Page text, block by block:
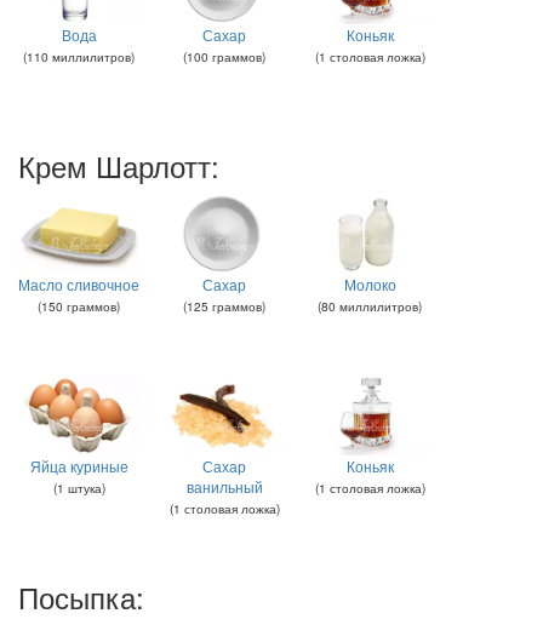
Вода
(110 миллилитров)
Сахар
(100 граммов)
Коньяк
(1 столовая ложка)
Крем Шарлотт:
Масло сливочное
(150 граммов)
Сахар
(125 граммов)
Молоко
(80 миллилитров)
Яйца куриные
(1 штука)
Сахар
ванильный
(1 столовая ложка)
Коньяк
(1 столовая ложка)
Посыпка: